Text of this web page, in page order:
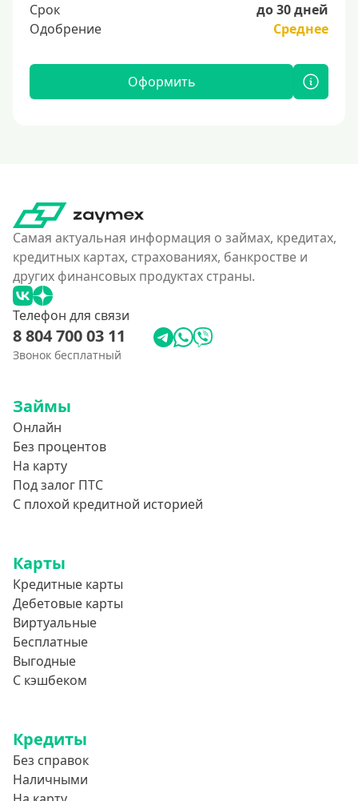
Срок
до 30 дней
Одобрение
Среднее
Оформить
Самая актуальная информация о займах, кредитах,
кредитных картах, страхованиях, банкростве и
других финансовых продуктах страны.
Телефон для связи
8 804 700 03 11
Звонок бесплатный
Займы
Онлайн
Без процентов
На карту
Под залог ПТС
С плохой кредитной историей
Карты
Кредитные карты
Дебетовые карты
Виртуальные
Бесплатные
Выгодные
С кэшбеком
Кредиты
Без справок
Наличными